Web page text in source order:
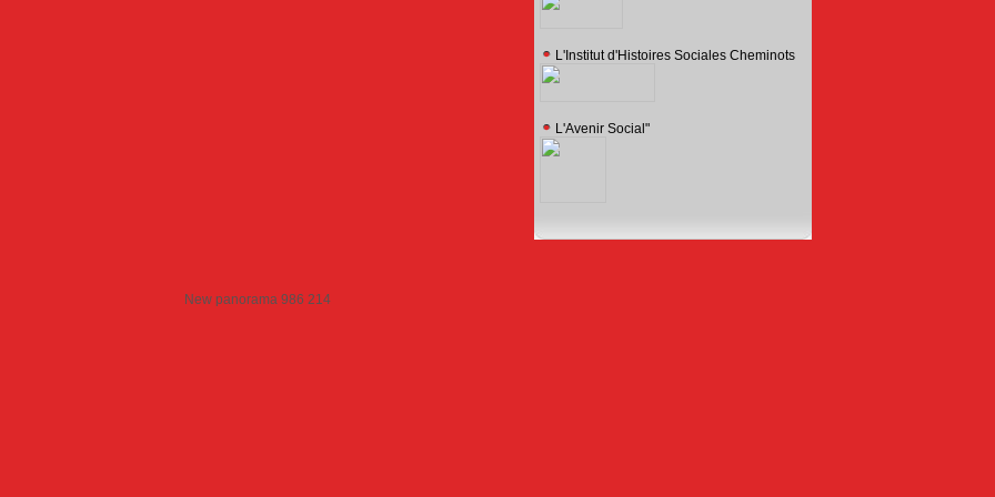
L'Institut d'Histoires Sociales Cheminots
L'Avenir Social"